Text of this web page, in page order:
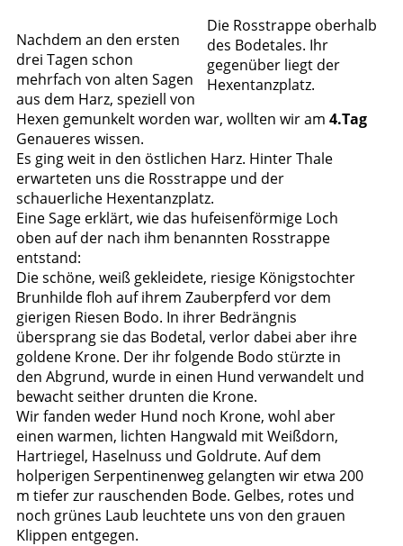
Die Rosstrappe oberhalb
des Bodetales. Ihr
gegenüber liegt der
Hexentanzplatz.
Nachdem an den ersten
drei Tagen schon
mehrfach von alten Sagen
aus dem Harz, speziell von
Hexen gemunkelt worden war, wollten wir am 4.Tag
Genaueres wissen.
Es ging weit in den östlichen Harz. Hinter Thale
erwarteten uns die Rosstrappe und der
schauerliche Hexentanzplatz.
Eine Sage erklärt, wie das hufeisenförmige Loch
oben auf der nach ihm benannten Rosstrappe
entstand:
Die schöne, weiß gekleidete, riesige Königstochter
Brunhilde floh auf ihrem Zauberpferd vor dem
gierigen Riesen Bodo. In ihrer Bedrängnis
übersprang sie das Bodetal, verlor dabei aber ihre
goldene Krone. Der ihr folgende Bodo stürzte in
den Abgrund, wurde in einen Hund verwandelt und
bewacht seither drunten die Krone.
Wir fanden weder Hund noch Krone, wohl aber
einen warmen, lichten Hangwald mit Weißdorn,
Hartriegel, Haselnuss und Goldrute. Auf dem
holperigen Serpentinenweg gelangten wir etwa 200
m tiefer zur rauschenden Bode. Gelbes, rotes und
noch grünes Laub leuchtete uns von den grauen
Klippen entgegen.